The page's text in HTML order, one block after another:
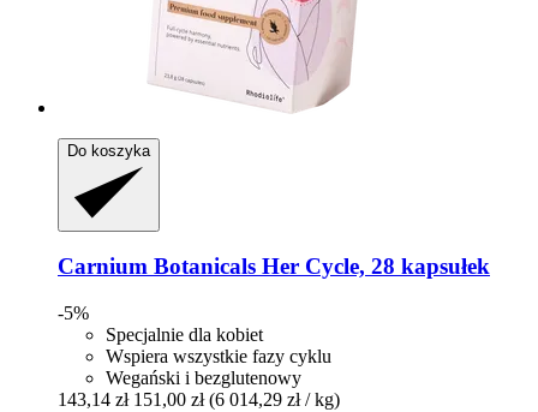
Do koszyka
Carnium Botanicals Her Cycle, 28 kapsułek
-5%
Specjalnie dla kobiet
Wspiera wszystkie fazy cyklu
Wegański i bezglutenowy
143,14 zł 151,00 zł (6 014,29 zł / kg)